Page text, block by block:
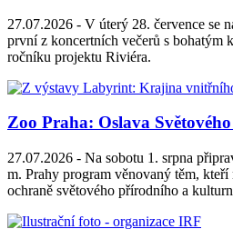
27.07.2026 - V úterý 28. července se
první z koncertních večerů s bohatým
ročníku projektu Riviéra.
Zoo Praha: Oslava
27.07.2026 - Na sobotu 1. srpna
m. Prahy program věnovaný těm,
ochraně světového přírodního a